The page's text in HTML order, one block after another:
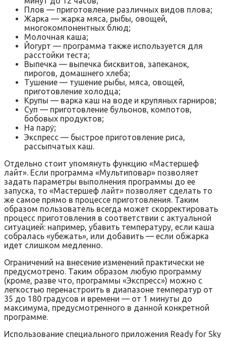
Плов — приготовление различных видов плова;
Жарка — жарка мяса, рыбы, овощей,
многокомпонентных блюд;
Молочная каша;
Йогурт — программа также используется для
расстойки теста;
Выпечка — выпечка бисквитов, запеканок,
пирогов, домашнего хлеба;
Тушение — тушение рыбы, мяса, овощей,
приготовление холодца;
Крупы — варка каш на воде и крупяных гарниров;
Суп — приготовление бульонов, компотов,
бобовых продуктов;
На пару́;
Экспресс — быстрое приготовление риса,
рассыпчатых каш.
Отдельно стоит упомянуть функцию «Мастершеф
лайт». Если программа «Мультиповар» позволяет
задать параметры выполнения программы до ее
запуска, то «Мастершеф лайт» позволяет сделать то
же самое прямо в процессе приготовления. Таким
образом пользователь всегда может скорректировать
процесс приготовления в соответствии с актуальной
ситуацией: например, убавить температуру, если каша
собралась «убежать», или добавить — если обжарка
идет слишком медленно.
Ограничений на внесение изменений практически не
предусмотрено. Таким образом любую программу
(кроме, разве что, программы «Экспресс») можно с
легкостью перенастроить в диапазоне температур от
35 до 180 градусов и времени — от 1 минуты до
максимума, предусмотренного в данной конкретной
программе.
Использование специального приложения Ready for Sky